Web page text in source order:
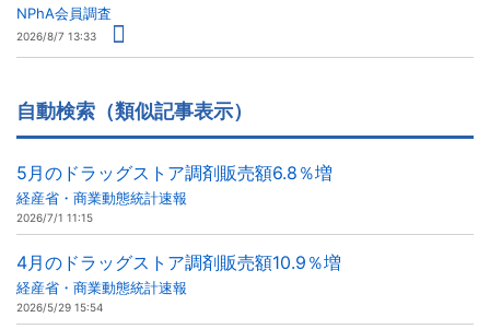
NPhA会員調査
2026/8/7 13:33
自動検索（類似記事表示）
5月のドラッグストア調剤販売額6.8％増
経産省・商業動態統計速報
2026/7/1 11:15
4月のドラッグストア調剤販売額10.9％増
経産省・商業動態統計速報
2026/5/29 15:54